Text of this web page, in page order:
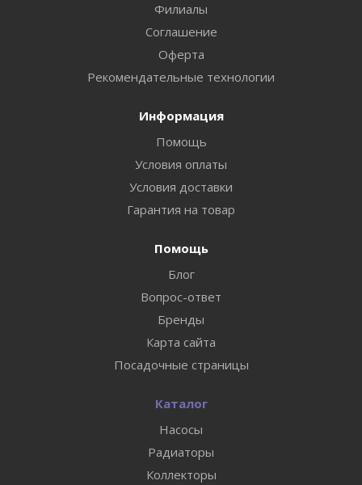
Филиалы
Соглашение
Оферта
Рекомендательные технологии
Информация
Помощь
Условия оплаты
Условия доставки
Гарантия на товар
Помощь
Блог
Вопрос-ответ
Бренды
Карта сайта
Посадочные страницы
Каталог
Насосы
Радиаторы
Коллекторы